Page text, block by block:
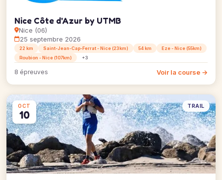
Nice Côte d'Azur by UTMB
Nice (06)
25 septembre 2026
22 km Saint-Jean-Cap-Ferrat - Nice (23km) 54 km
Eze - Nice (55km)
Roubion - Nice (107km)
+3
8 épreuves Voir la course →
OCT
10
TRAIL